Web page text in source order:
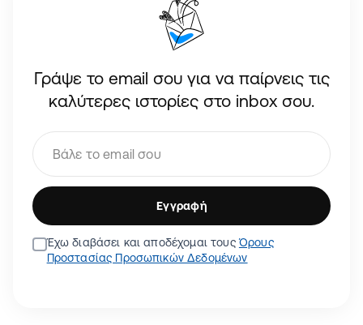
Γράψε το email σου για να παίρνεις τις
καλύτερες ιστορίες στο inbox σου.
Εγγραφή
Έχω διαβάσει και αποδέχομαι τουςΌρους
Προστασίας Προσωπικών Δεδομένων